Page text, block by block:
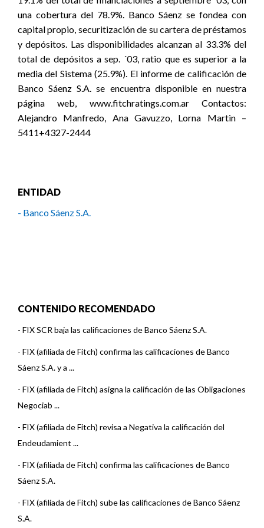
una cobertura del 78.9%. Banco Sáenz se fondea con
capital propio, securitización de su cartera de préstamos
y depósitos. Las disponibilidades alcanzan al 33.3% del
total de depósitos a sep. ´03, ratio que es superior a la
media del Sistema (25.9%). El informe de calificación de
Banco Sáenz S.A. se encuentra disponible en nuestra
página web, www.fitchratings.com.ar Contactos:
Alejandro Manfredo, Ana Gavuzzo, Lorna Martin –
5411+4327-2444
ENTIDAD
- Banco Sáenz S.A.
CONTENIDO RECOMENDADO
- FIX SCR baja las calificaciones de Banco Sáenz S.A.
- FIX (afiliada de Fitch) confirma las calificaciones de Banco
Sáenz S.A. y a ...
- FIX (afiliada de Fitch) asigna la calificación de las Obligaciones
Negociab ...
- FIX (afiliada de Fitch) revisa a Negativa la calificación del
Endeudamient ...
- FIX (afiliada de Fitch) confirma las calificaciones de Banco
Sáenz S.A.
- FIX (afiliada de Fitch) sube las calificaciones de Banco Sáenz
S.A.